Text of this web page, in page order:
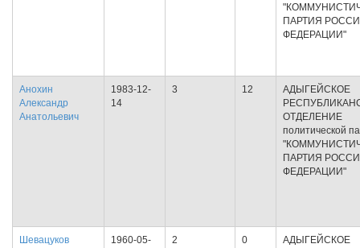
ПАРТИЯ
ФЕДЕРАЦИИ"
Анохин
Александр
Анатольевич
1983-12-
14
3 12
АДЫГЕЙСКОЕ
ОТДЕЛЕНИЕ
политической
ПАРТИЯ
ФЕДЕРАЦИИ"
Шевацуков 1960-05- 2 0 АДЫГЕЙСКОЕ